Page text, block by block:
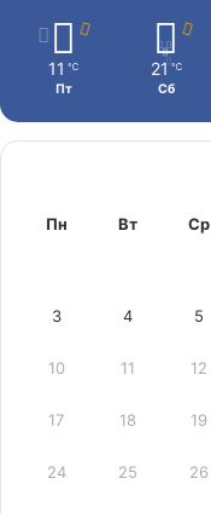
11 ℃
Пт
21 ℃
Сб
Пн Вт Ср
3 4 5
10 11 12
17 18 19
24 25 26